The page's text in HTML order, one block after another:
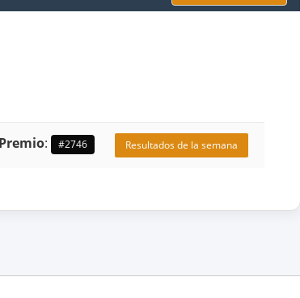
Premio: #2746 Resultados de la semana